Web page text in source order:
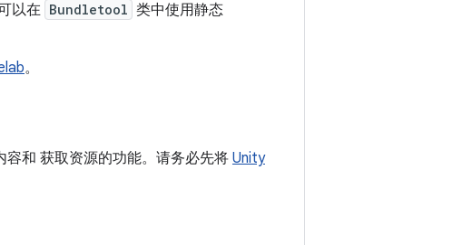
以在 Bundletool 类中使用静态
。
和 获取资源的功能。请务必先将Unity